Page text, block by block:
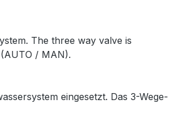
The three way valve is
/ MAN).
eingesetzt. Das 3-Wege-